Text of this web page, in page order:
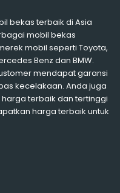
bekas terbaik di Asia
mobil bekas
mobil seperti Toyota,
Benz dan BMW.
mendapat garansi
kecelakaan. Anda juga
terbaik dan tertinggi
harga terbaik untuk